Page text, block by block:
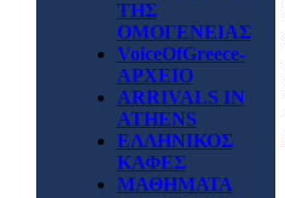
ΤΗΣ
ΟΜΟΓΕΝΕΙΑΣ
VoiceOfGreece-
ΑΡΧΕΙΟ
ARRIVALS IN
ATHENS
ΕΛΛΗΝΙΚΟΣ
ΚΑΦΕΣ
ΜΑΘΗΜΑΤΑ